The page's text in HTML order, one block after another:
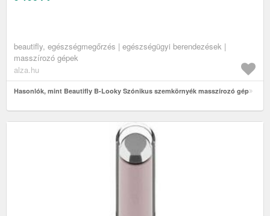
beautifly, egészségmegőrzés | egészségügyi berendezések |
masszírozó gépek
alza.hu
Hasonlók, mint Beautifly B-Looky Szónikus szemkörnyék masszírozó gép